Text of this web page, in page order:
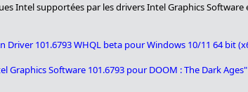
Intel supportées par les drivers Intel Graphics Software
Driver 101.6793 WHQL beta pour Windows 10/11 64 bit
Graphics Software 101.6793 pour DOOM : The Dark